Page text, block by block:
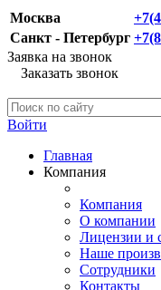
Москва
Санкт - Петербург
Заявка на звонок
Заказать звонок
Войти
Главная
Компания
Компания
О компании
Лицензии и
Наше
Сотрудники
Контакты